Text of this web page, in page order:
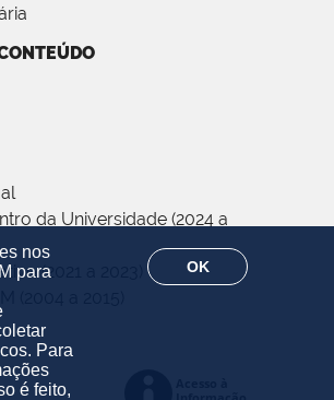
nos
para
Para
é feito,
OK
da Universidade (2024 a
(2021 a 2023)
(2004 a 2015)